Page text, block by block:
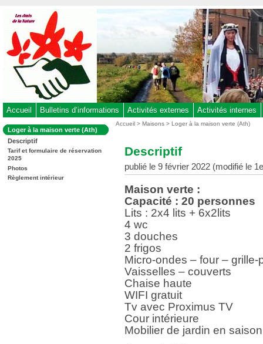
au
contenu
-
Aller
au
menu
-
à
la
recherche
Accueil Bulletins d’informations Activités externes Activités internes
Dans
la
rubrique
:
Loger à la maison verte (Ath)
Descriptif
Tarif et formulaire de réservation
2025
Photos
Règlement intérieur
Vous
Accueil >Maisons >Loger à la maison verte (Ath)
Descriptif
publié le 9 février 2022 (modifié le
Maison verte :
Capacité : 20 personnes
Lits : 2x4 lits + 6x2lits
4 wc
3 douches
2 frigos
Micro-ondes – four –
Vaisselles – couverts
Chaise haute
WIFI gratuit
Tv avec Proximus TV
Cour intérieure
Mobilier de jardin en